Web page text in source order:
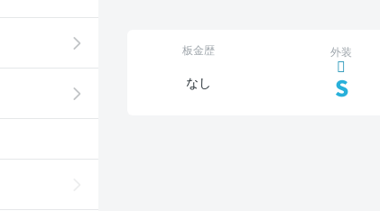
板金歴
なし
外装
S